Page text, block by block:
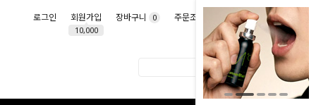
로그인 회원가입
10,000
장바구니 0 주문조회 마이페이지